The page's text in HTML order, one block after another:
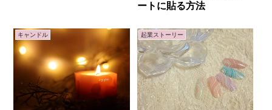
ートに貼る方法
キャンドル 起業ストーリー